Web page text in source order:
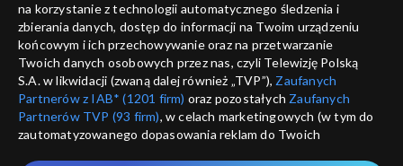
ANULUJ
informacje o dostawcy usług
na korzystanie z technologii automatycznego śledzenia i
zbierania danych, dostęp do informacji na Twoim urządzeniu
końcowym i ich przechowywanie oraz na przetwarzanie
Twoich danych osobowych przez nas, czyli Telewizję Polską
S.A. w likwidacji (zwaną dalej również „TVP”), Zaufanych
Partnerów z IAB* (1201 firm) oraz pozostałych Zaufanych
Partnerów TVP (93 firm), w celach marketingowych (w tym do
zautomatyzowanego dopasowania reklam do Twoich